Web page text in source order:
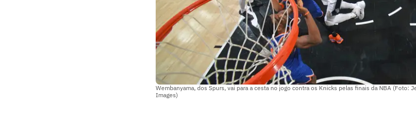
Wembanyama, dos Spurs, vai para a cesta no jogo contra os Knicks pelas finais da NBA (Foto:
Images)